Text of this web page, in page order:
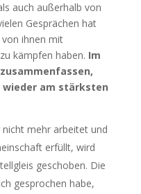
auch außerhalb von
Gesprächen hat
ihnen mit
kämpfen haben. Im
am stärksten
nicht mehr arbeitet und
erfüllt, wird
geschoben. Die
gesprochen habe,